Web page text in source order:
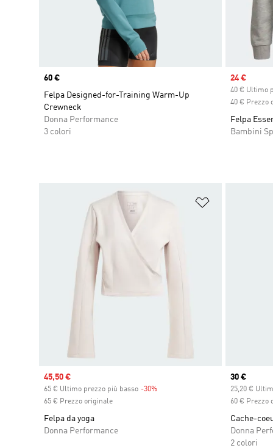
Price
60 €
Felpa Designed-for-Training Warm-Up
Crewneck
Donna Performance
3 colori
Sale price
24 €
40 € Ultimo
40 € Prezzo
Felpa
Bambini
Aggiungi alla
Sale price
45,50 €
65 € Ultimo prezzo più basso -30%
65 € Prezzo originale
Felpa da yoga
Donna Performance
Current
30 €
25,20 €
60 € Prezzo
Cache-
Donna
2 colori